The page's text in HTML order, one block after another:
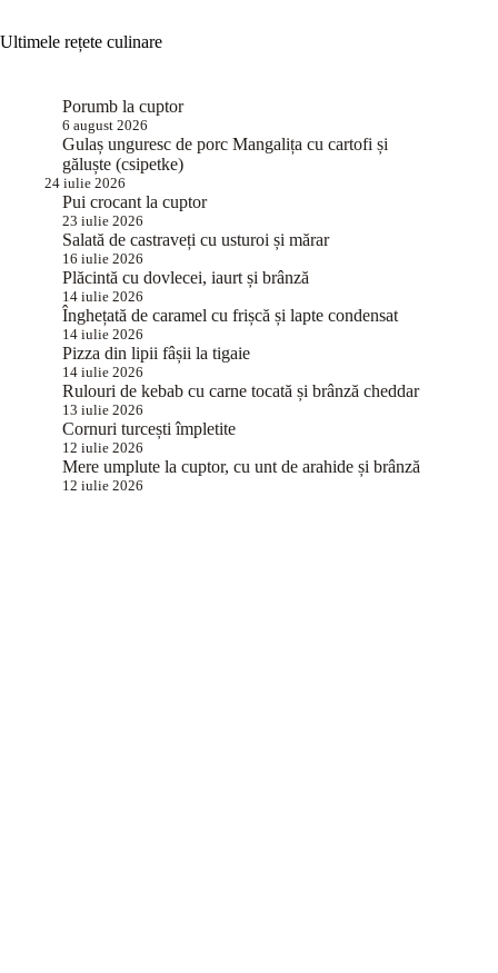
Ultimele rețete culinare
Porumb la cuptor
6 august 2026
Gulaș unguresc de porc Mangalița cu cartofi și
găluște (csipetke)
24 iulie 2026
Pui crocant la cuptor
23 iulie 2026
Salată de castraveți cu usturoi și mărar
16 iulie 2026
Plăcintă cu dovlecei, iaurt și brânză
14 iulie 2026
Înghețată de caramel cu frișcă și lapte condensat
14 iulie 2026
Pizza din lipii fâșii la tigaie
14 iulie 2026
Rulouri de kebab cu carne tocată și brânză cheddar
13 iulie 2026
Cornuri turcești împletite
12 iulie 2026
Mere umplute la cuptor, cu unt de arahide și brânză
12 iulie 2026